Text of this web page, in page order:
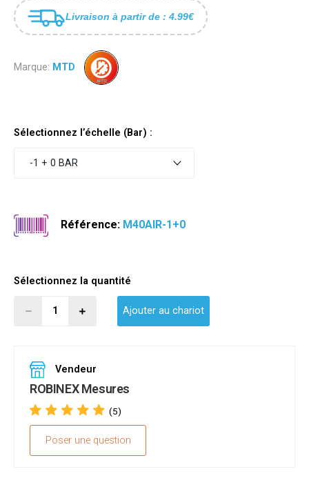
Livraison à partir de : 4.99€
Marque: MTD
Sélectionnez l’échelle (Bar) :
-1 + 0 BAR
Référence: M40AIR-1+0
Sélectionnez la quantité
Ajouter au chariot
Vendeur
ROBINEX Mesures
(5)
Poser une question